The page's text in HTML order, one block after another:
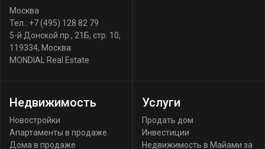
Москва
Тел.: +7 (495) 128 82 79
5-й Донской пр., 21Б, стр. 10,
119334, Москва
MONDIAL Real Estate
Недвижимость
Новостройки
Апартаменты в продаже
Дома в продаже
Услуги
Продать дом
Инвестиции
Недвижимость в Майами за